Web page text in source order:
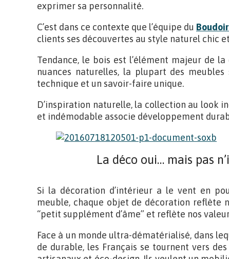
exprimer sa personnalité.
C’est dans ce contexte que l’équipe du
clients ses découvertes au style naturel chic
Tendance, le bois est l’élément majeur de
nuances naturelles, la plupart des
technique et un savoir-faire unique.
D’inspiration naturelle, la collection au look
et indémodable associe développement
La déco oui… mais pas
Si la décoration d’intérieur a le vent en
meuble, chaque objet de décoration reflète
“petit supplément d’âme” et reflète nos
Face à un monde ultra-dématérialisé, dans
de durable, les Français se tournent vers